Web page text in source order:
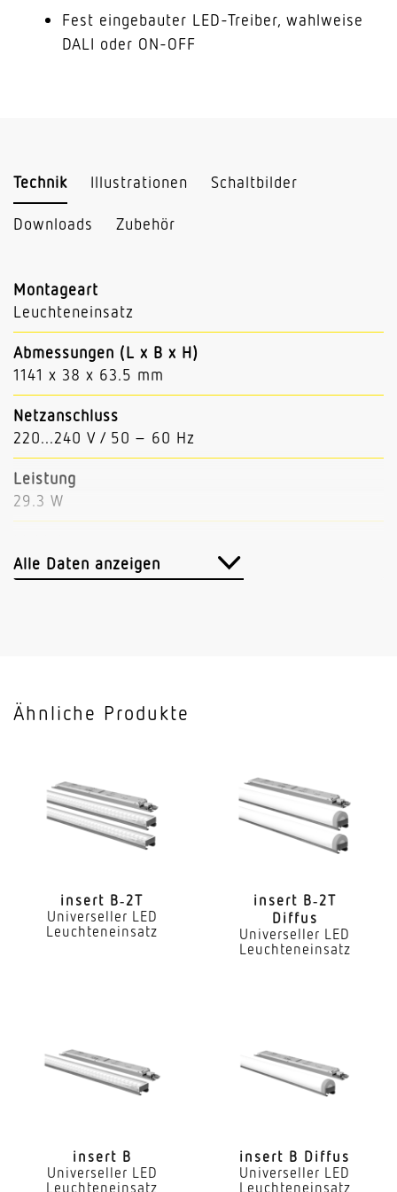
Fest eingebauter LED-Treiber, wahlweise
DALI oder ON-OFF
Technik Illustrationen Schaltbilder
Downloads Zubehör
Montageart
Leuchteneinsatz
Abmessungen (L x B x H)
1141 x 38 x 63.5 mm
Netzanschluss
220...240 V / 50 – 60 Hz
Leistung
29.3 W
3939 lm
Dimmung DALI
Farbtemperatur
4000 K
Geeignet für Lichtbandkonfiguration
Leuchtmittel
Alle Daten anzeigen
Ähnliche Produkte
insert B‑2T
Universeller LED
Leuchteneinsatz
insert B‑2T
Diffus
Universeller LED
Leuchteneinsatz
insert B
Universeller LED
Leuchteneinsatz
insert B Diffus
Universeller LED
Leuchteneinsatz